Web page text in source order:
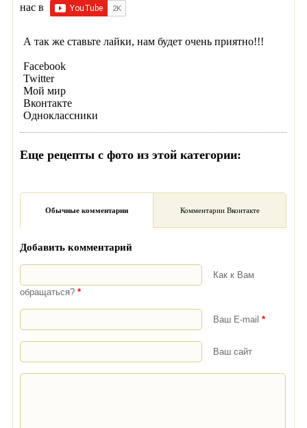
нас в
А так же ставьте лайки, нам будет очень приятно!!!
Facebook
Twitter
Мой мир
Вконтакте
Одноклассники
Еще рецепты с фото из этой категории:
Обычные комментарии Комментарии Вконтакте
Добавить комментарий
Как к Вам
обращаться? *
Ваш E-mail *
Ваш сайт